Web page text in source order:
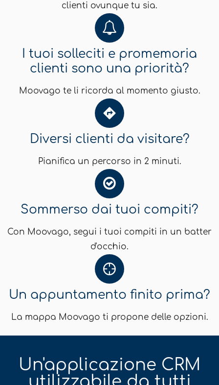
clienti ovunque tu sia.
I tuoi solleciti e promemoria
clienti sono una priorità?
Moovago te li ricorda al momento giusto.
Diversi clienti da visitare?
Pianifica un percorso in 2 minuti.
Sommerso dai tuoi compiti?
Con Moovago, segui i tuoi compiti in un batter
d'occhio.
Un appuntamento finito prima?
La mappa Moovago ti propone delle opzioni.
Un'applicazione CRM